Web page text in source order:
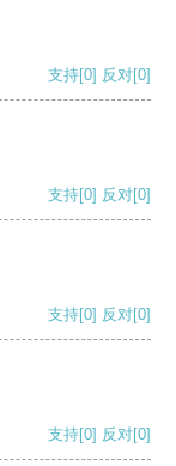
支持[0] 反对[0]
支持[0] 反对[0]
支持[0] 反对[0]
支持[0] 反对[0]